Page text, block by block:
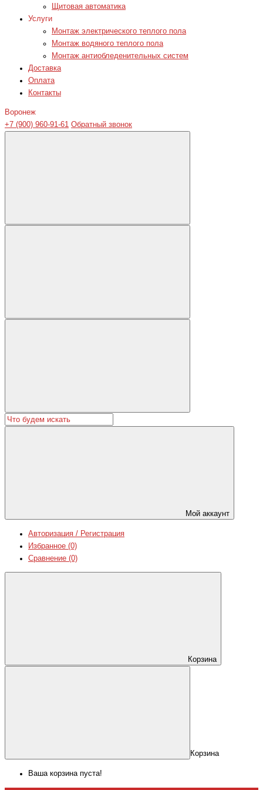
Щитовая автоматика
Услуги
Монтаж электрического теплого пола
Монтаж водяного теплого пола
Монтаж антиобледенительных систем
Доставка
Оплата
Контакты
Воронеж
+7 (900) 960-91-61 Обратный звонок
Мой аккаунт
Авторизация / Регистрация
Избранное (0)
Сравнение (0)
Корзина
Корзина
Ваша корзина пуста!